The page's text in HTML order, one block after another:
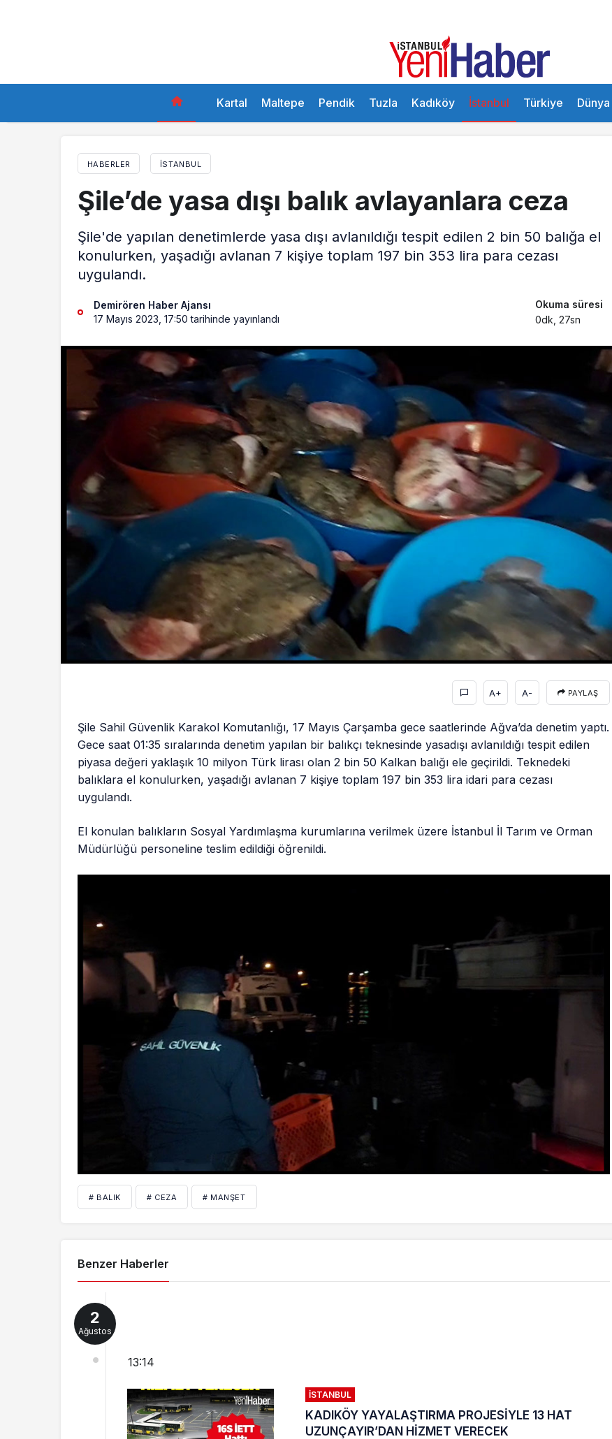
Kartal Maltepe Pendik Tuzla Kadıköy İstanbul Türkiye Dünya
HABERLER İSTANBUL
Şile’de yasa dışı balık avlayanlara ceza
Şile'de yapılan denetimlerde yasa dışı avlanıldığı tespit edilen 2 bin 50 balığa el
konulurken, yaşadığı avlanan 7 kişiye toplam 197 bin 353 lira para cezası
uygulandı.
Demirören Haber Ajansı
17 Mayıs 2023, 17:50 tarihinde yayınlandı
Okuma süresi
0dk, 27sn
A+ A- PAYLAŞ
Şile Sahil Güvenlik Karakol Komutanlığı, 17 Mayıs Çarşamba gece saatlerinde Ağva’da denetim yaptı.
Gece saat 01:35 sıralarında denetim yapılan bir balıkçı teknesinde yasadışı avlanıldığı tespit edilen
piyasa değeri yaklaşık 10 milyon Türk lirası olan 2 bin 50 Kalkan balığı ele geçirildi. Teknedeki
balıklara el konulurken, yaşadığı avlanan 7 kişiye toplam 197 bin 353 lira idari para cezası
uygulandı.
El konulan balıkların Sosyal Yardımlaşma kurumlarına verilmek üzere İstanbul İl Tarım ve Orman
Müdürlüğü personeline teslim edildiği öğrenildi.
# BALIK # CEZA # MANŞET
Benzer Haberler
2
Ağustos
13:14
İSTANBUL
KADIKÖY YAYALAŞTIRMA PROJESİYLE 13 HAT
UZUNÇAYIR’DAN HİZMET VERECEK